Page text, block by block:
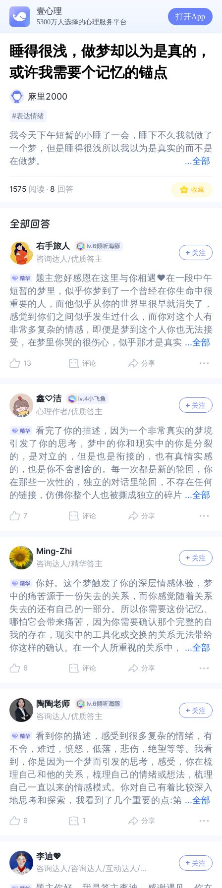
壹心理
5300万人选择的心理服务平台
打开App
睡得很浅，做梦却以为是真的，
或许我需要个记忆的锚点
麻里2000
#表达情绪
...全部
我今天下午短暂的小睡了一会，睡下不久我就做了
一个梦，但是睡得很浅所以我以为是真实的而不是
在做梦。
我既然想起把你拉黑了我肯定就是梦到了你，我还
梦到我突然非常难过开始痛哭给你发微信说什么，
陪，就哭到抽。
然后突然一下就醒了，花了几秒钟才意识到是个
梦。清醒过后我就觉得这个梦太可怕了，太险恶
了，我其实根本就不需要你，我成长也不需要你
陪，我不爱你也不想念你。怎么那种话都能从我嘴
里说出来。
现在临睡前我突然想明白了那是一种什么感觉。因
为我突然感受到了现在属于我的现实是多么荒谬。
么多时候我想要说些什么却找不到任何一个人可以
奋有时骄傲有时痛苦有时焦虑，都总会在最呼之欲
出的时候停下，发现它们根本无处可去。于是总要
临时地匆忙的想要寻求一个出口。我找心理咨询找C
hatGPT找陪聊，有时的确仅仅那样也就足够了，但
是每一次都是新的轮回，我在那些一次性的，独立
的对话里轮回，不存在任何的链接，仿佛我整个人
也被撕成独立的碎片分布在每一次崭新的对话中。
今天才真正地感受到情绪价值，在“我现在的生
活”的语境下，就是真金白银，交换，虚拟。情绪价
值就是情绪价格。我突然就感到很匮乏，荒唐，绝
望，我感觉我失去了和世界的所有连接。
回去前那天在酒你对我说，我们两个互为工具人。
我记得，是因为我不高兴，我不喜欢。因为我从来
还认为我也是这样。
我们俩之间一直都很不平等，我深受这种不平等的
折磨。你既然这样说，我只能也把你当工具，当工
具便要衡量价值，没有任何利用价值，就可以丢
弃。
为什么梦里我失去你会那么痛苦，是因为我同时也
失去了大段的自己。我给你的我不是碎片的，独立
弃。你如果读过米兰昆德拉你应该知道，我们全部
需要有人注视。对我来说就是一种存在确认。那段
不会再有任何人知道也不会有人知道我是怎么改变
成长。那一段的我就好像随着你的消失而消失了。
这就是为什么我愿意同你做朋友，我舍不得我自
己。我期望能在很久的以后让你和那时的我都看到
我变的有多好。我需要一个见证，一个记忆的锚
点。
我今天下午短暂的小睡了一会，睡下不久我就做了
一个梦，但是睡得很浅所以我以为是真实的而不是
在做梦。
我既然想起把你拉黑了我肯定就是梦到了你，我还
梦到我突然非常难过开始痛哭给你发微信说什么，
陪，就哭到抽。
然后突然一下就醒了，花了几秒钟才意识到是个
梦。清醒过后我就觉得这个梦太可怕了，太险恶
了，我其实根本就不需要你，我成长也不需要你
陪，我不爱你也不想念你。怎么那种话都能从我嘴
里说出来。
现在临睡前我突然想明白了那是一种什么感觉。因
为我突然感受到了现在属于我的现实是多么荒谬。
么多时候我想要说些什么却找不到任何一个人可以
奋有时骄傲有时痛苦有时焦虑，都总会在最呼之欲
出的时候停下，发现它们根本无处可去。于是总要
临时地匆忙的想要寻求一个出口。我找心理咨询找C
hatGPT找陪聊，有时的确仅仅那样也就足够了，但
是每一次都是新的轮回，我在那些一次性的，独立
的对话里轮回，不存在任何的链接，仿佛我整个人
也被撕成独立的碎片分布在每一次崭新的对话中。
今天才真正地感受到情绪价值，在“我现在的生
活”的语境下，就是真金白银，交换，虚拟。情绪价
值就是情绪价格。我突然就感到很匮乏，荒唐，绝
望，我感觉我失去了和世界的所有连接。
回去前那天在酒你对我说，我们两个互为工具人。
我记得，是因为我不高兴，我不喜欢。因为我从来
还认为我也是这样。
我们俩之间一直都很不平等，我深受这种不平等的
折磨。你既然这样说，我只能也把你当工具，当工
具便要衡量价值，没有任何利用价值，就可以丢
弃。
为什么梦里我失去你会那么痛苦，是因为我同时也
失去了大段的自己。我给你的我不是碎片的，独立
弃。你如果读过米兰昆德拉你应该知道，我们全部
需要有人注视。对我来说就是一种存在确认。那段
不会再有任何人知道也不会有人知道我是怎么改变
成长。那一段的我就好像随着你的消失而消失了。
这就是为什么我愿意同你做朋友，我舍不得我自
己。我期望能在很久的以后让你和那时的我都看到
我变的有多好。我需要一个见证，一个记忆的锚
点。
1575 阅读 · 8 回答 收藏
右手旅人
咨询达人/优质答主
关注
...全部
题主您好感恩在这里与你相遇❤️在一段中午
短暂的梦里，似乎你梦到了一个曾经在你生命中很
重要的人，而他似乎从你的世界里很早就消失了，
感觉到你们之间似乎发生过什么，而你对这个人有
非常多复杂的情感，即便是梦到这个人你也无法接
受，在梦里你哭的很伤心，似乎那才是真实
无助，又不缺一些倔强，接下来我们一起来看看从
表达你梦到了曾经非常重要的人，并且你也分析了
自己为什么梦里失去对方会那么痛苦，因为你感觉
同时失去的还是那个深刻的自己。事实上梦是潜意
识的表达，当我们进入睡眠的时候，我们是放松
的，会卸下很多防御，而潜意识就会通过梦的方式
来呈现，在梦里你非常难过的痛苦，给对方发着信
息，似乎有很多委屈和埋怨，你很伤心地方没有在
你以后的生活里陪伴你，对他的消失你非常难过，
但醒来后你却很快否认了这点，你强调自己不需要
他，不想他也不爱他，这好像是你日常所表现出来
的样子，看上去你很坚强、很独立，但你的内心却
会习惯性的否认和逃避，就像你醒来下意识的是否
定自己梦里真实的反应一样，也许你是一个情感特
火苗，所以你害怕他们出来，你压抑了很多自己的
真实的情感。🌹没有情感的链接你说到自己的现实
生活非常荒谬，你的一切情感互动都是虚拟的和有
价的，你甚至找咨询师都是一个没有生命和情感的C
hatGPT，我想你一定知道它只是一个没有任何生命
和情感的“工具”，但你内心有太多的情感和话语都
无法诉说，而找一个机器似乎对你来说是当下随时
出现，想要结束的时候就结束，一部分满足了你对
于回应的需要，因为你的内心太孤独了，你的快乐
都无人可说，即便是一个大数据的人工模型，没有
任何情感的回应的模型，对你来说就已经足够了，
这多么让人心疼啊。在一个没有情感的链接里，你
感到绝望和匮乏，甚至你的世界像是活在虚拟的真
空里，没有任何的链接，你触碰不到其他人，也感
受不到他人的存在，而你的存在又显得非常孤寂，
我想当一个人失去与世界的链接后，他的内心是多
体验在你对和人互动的模式里，你提到了“工具”这
个词，并且每个互动都是用价格来交换的，这让你
有种被交换的“工具”人的体验，似乎在关系里你是
短暂的梦里，似乎你梦到了一个曾经在你生命中很
重要的人，而他似乎从你的世界里很早就消失了，
感觉到你们之间似乎发生过什么，而你对这个人有
非常多复杂的情感，即便是梦到这个人你也无法接
受，在梦里你哭的很伤心，似乎那才是真实的你自
又不缺一些倔强，接下来我们一起来看看从心理学
梦到了曾经非常重要的人，并且你也分析了自己为
什么梦里失去对方会那么痛苦，因为你感觉同时失
去的还是那个深刻的自己。事实上梦是潜意识的表
达，当我们进入睡眠的时候，我们是放松的，会卸
下很多防御，而潜意识就会通过梦的方式来呈现，
在梦里你非常难过的痛苦，给对方发着信息，似乎
有很多委屈和埋怨，你很伤心地方没有在你以后的
生活里陪伴你，对他的消失你非常难过，但醒来后
你却很快否认了这点，你强调自己不需要他，不想
他也不爱他，这好像是你日常所表现出来的样子，
看上去你很坚强、很独立，但你的内心却很孤独，
的否认和逃避，就像你醒来下意识的是否定自己梦
里真实的反应一样，也许你是一个情感特别浓烈且
以你害怕他们出来，你压抑了很多自己的真实的情
感。🌹没有情感的链接你说到自己的现实生活非常
荒谬，你的一切情感互动都是虚拟的和有价的，你
甚至找咨询师都是一个没有生命和情感的ChatGP
T，我想你一定知道它只是一个没有任何生命和情感
的“工具”，但你内心有太多的情感和话语都无法诉
说，而找一个机器似乎对你来说是当下随时都可
现，想要结束的时候就结束，一部分满足了你对于
回应的需要，因为你的内心太孤独了，你的快乐和
无人可说，即便是一个大数据的人工模型，没有任
何情感的回应的模型，对你来说就已经足够了，这
多么让人心疼啊。在一个没有情感的链接里，你感
到绝望和匮乏，甚至你的世界像是活在虚拟的真空
里，没有任何的链接，你触碰不到其他人，也感受
不到他人的存在，而你的存在又显得非常孤寂，我
想当一个人失去与世界的链接后，他的内心是多么
验在你对和人互动的模式里，你提到了“工具”这个
词，并且每个互动都是用价格来交换的，这让你有
种被交换的“工具”人的体验，似乎在关系里你是不
13 评论 分享
鑫♡洁
心理作者/优质答主
关注
...全部
看完了你的描述，因为一个非常真实的梦境
引发了你的思考，梦中的你和现实中的你是分裂
的，是对立的，但是也是衔接的，也有真情实感
的，也是你不舍割舍的。每一次都是新的轮回，你
在那些一次性的，独立的对话里轮回，不存在任何
的链接，仿佛你整个人也被撕成独立的碎片
到情绪价值，在“你现在的生活”的语境下，就是真
此你感到很匮乏，荒唐，绝望，失去了和世界的所
有连接。为什么梦里失去你会那么痛苦，是因为你
同时也失去了大段的自己。你给的不是碎片的，独
立的，一次性的；而是绵延，深刻，毫无保留且彻
底的。你最重要的记忆都与他绑定，你当然不舍割
弃。在你的内心深处断裂的不完全是对他的毫无保
留的感情付出，更是当时纯粹完整的自己，因为不
平等的关系，因为对方自己把你当成工具人因而觉
得你也是把他当工具人，在你从这一段感情成长出
来，而他却消失在你的生活中，不一定想要他的
爱，确是想要他见证你的成长，所以只有他知道当
痕迹。米兰.昆德拉说：“人类是这样的一种生物”，
一生都在试图说服自己，他们的存在不是荒谬的，
虚。因此他说：“人的存在是别人真实的想象的或暗
示的所带来的影响”，“你并不是你自己，你在尘世
间追求自我就等于自寻烦恼”，为什么呢？因为自我
是一个永恒的饥渴，小时候你觉得你是奥特曼，你
是变形金刚或者是芭比娃娃，迪士尼公主。长大之
后一点呢，你就会明白你不是他，你只是你，就是
一个尚未明确的前途未知的存在，再长大一点之
一时，彼一时，不可一概而论，再过一段时间，或
许你的想法还会经历自我的变化，把“我需要一个见
证，一个记忆的锚点”，可能变成“我不需要任何人
引发了你的思考，梦中的你和现实中的你是分裂
的，是对立的，但是也是衔接的，也有真情实感
的，也是你不舍割舍的。每一次都是新的轮回，你
在那些一次性的，独立的对话里轮回，不存在任何
的链接，仿佛你整个人也被撕成独立的碎片分布在
价值，在“你现在的生活”的语境下，就是真金白
感到很匮乏，荒唐，绝望，失去了和世界的所有连
接。为什么梦里失去你会那么痛苦，是因为你同时
也失去了大段的自己。你给的不是碎片的，独立
的，一次性的；而是绵延，深刻，毫无保留且彻底
的。你最重要的记忆都与他绑定，你当然不舍割
弃。在你的内心深处断裂的不完全是对他的毫无保
留的感情付出，更是当时纯粹完整的自己，因为不
平等的关系，因为对方自己把你当成工具人因而觉
得你也是把他当工具人，在你从这一段感情成长出
来，而他却消失在你的生活中，不一定想要他的
爱，确是想要他见证你的成长，所以只有他知道当
痕迹。米兰.昆德拉说：“人类是这样的一种生物”，
一生都在试图说服自己，他们的存在不是荒谬的，
虚。因此他说：“人的存在是别人真实的想象的或暗
示的所带来的影响”，“你并不是你自己，你在尘世
间追求自我就等于自寻烦恼”，为什么呢？因为自我
是一个永恒的饥渴，小时候你觉得你是奥特曼，你
是变形金刚或者是芭比娃娃，迪士尼公主。长大之
后一点呢，你就会明白你不是他，你只是你，就是
一个尚未明确的前途未知的存在，再长大一点之
一时，彼一时，不可一概而论，再过一段时间，或
许你的想法还会经历自我的变化，把“我需要一个见
证，一个记忆的锚点”，可能变成“我不需要任何人
7 评论 分享
Ming-Zhi
咨询达人/精华答主
关注
...全部
你好。这个梦触发了你的深层情感体验，梦
中的痛苦源于一份失去的关系，而你感觉随着关系
失去的还有自己的一部分。所以你需要这份记忆、
哪怕它会带来痛苦，因为你需要确认那个完整的自
我的存在，现实中的工具化或交换的关系无法带给
你这样的确认。在一个人所重视的关系中，
心理上确认或支持着自我的存在。这也是为什么失
甚至可能会陷入“我是谁”的存在危机当中，就像你
提到的碎片的自我vs完整的自我的差异。你的情感
中又包含着许多矛盾，一方面对他有深刻的依恋投
注，另一方面又在理性层面否认对他的需要。这或
许是一种防御，通过否认和压抑来防御失去带来的
痛苦。但通常，这样的防御可能在短期内有效，而
时间长了未被处理的议题就会冒出来，甚至影响现
实的生活，比如用工具化的模式来建立新的关系。
但这样的关系并不是你真正想要的，所以你会感
觉“与世界失去了连接”。要走出因丧失而产生的痛
苦、重建新的生活经验，首先需要哀悼那一段丧失
系曾带给你深刻的影响，它是重要且有意义的，但
它已经成为了过去，跟它告别不是否认它的意义、
中的痛苦源于一份失去的关系，而你感觉随着关系
失去的还有自己的一部分。所以你需要这份记忆、
哪怕它会带来痛苦，因为你需要确认那个完整的自
我的存在，现实中的工具化或交换的关系无法带给
你这样的确认。在一个人所重视的关系中，另一方
确认或支持着自我的存在。这也是为什么失去重要
能会陷入“我是谁”的存在危机当中，就像你提到的
碎片的自我vs完整的自我的差异。你的情感中又包
含着许多矛盾，一方面对他有深刻的依恋投注，另
一方面又在理性层面否认对他的需要。这或许是一
种防御，通过否认和压抑来防御失去带来的痛苦。
但通常，这样的防御可能在短期内有效，而时间长
了未被处理的议题就会冒出来，甚至影响现实的生
活，比如用工具化的模式来建立新的关系。但这样
的关系并不是你真正想要的，所以你会感觉“与世界
失去了连接”。要走出因丧失而产生的痛苦、重建新
的生活经验，首先需要哀悼那一段丧失的关系，而
深刻的影响，它是重要且有意义的，但它已经成为
了过去，跟它告别不是否认它的意义、而是带着这
6 评论 分享
陶陶老师
咨询达人/优质答主
关注
...全部
看到你的描述，感受到很多复杂的情绪，有
不舍，难过，愤怒，低落，悲伤，绝望等等。我看
到，你是因为一个梦而引发的思考，感受，你在梳
理自己和他的关系，梳理自己的情绪或想法，梳理
自己一直以来的情感模式。你对自己有着比较深入
地思考和探索，我看到了几个重要的点:第
的一对一的恋爱关系，而是一段秘密的，无法走在
达着对他的依赖。但是，你好像是对自己潜意识的
依赖呈现一种不能接纳的态度，意识清醒地表明自
己不需要他陪，不爱他，不想念他，对自己好像是
不舍，难过，愤怒，低落，悲伤，绝望等等。我看
到，你是因为一个梦而引发的思考，感受，你在梳
理自己和他的关系，梳理自己的情绪或想法，梳理
自己一直以来的情感模式。你对自己有着比较深入
地思考和探索，我看到了几个重要的点:第一，你好
的恋爱关系，而是一段秘密的，无法走在阳光下的
的依赖。但是，你好像是对自己潜意识的依赖呈现
一种不能接纳的态度，意识清醒地表明自己不需要
他陪，不爱他，不想念他，对自己好像是充满了攻
6 1 分享
李迪💖
咨询达人/咨询达人/互动达人/心理作者
关注